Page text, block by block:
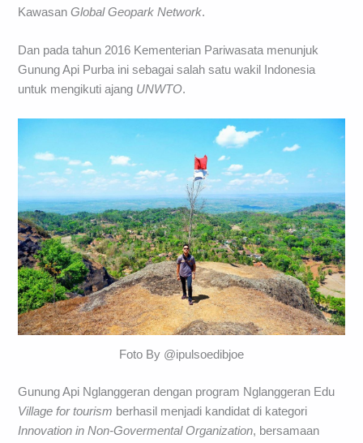
KawasanGlobal Geopark Network.
Dan pada tahun 2016 Kementerian Pariwasata menunjuk
Gunung Api Purba ini sebagai salah satu wakil Indonesia
untuk mengikuti ajang UNWTO.
Foto By @ipulsoedibjoe
Gunung Api Nglanggeran dengan program Nglanggeran Edu
Village for tourism berhasil menjadi kandidat di kategori
Innovation in Non-Govermental Organization, bersamaan